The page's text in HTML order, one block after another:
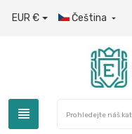
EUR € Čeština 
view_headline